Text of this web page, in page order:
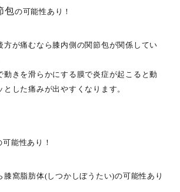
包の可能性あり！
方が痛むなら膝内側の関節包が関係してい
動きを滑らかにする膜で炎症が起こると動
した痛みが出やすくなります。
可能性あり！
膝窩脂肪体(しつかしぼうたい)の可能性あり